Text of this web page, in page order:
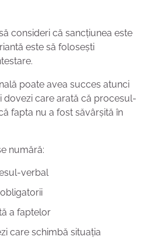
consideri că sancțiunea este
este să folosești
poate avea succes atunci
dovezi care arată că procesul-
fapta nu a fost săvârșită în
numără:
verbal
a faptelor
care schimbă situația